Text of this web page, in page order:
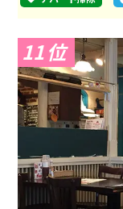
11